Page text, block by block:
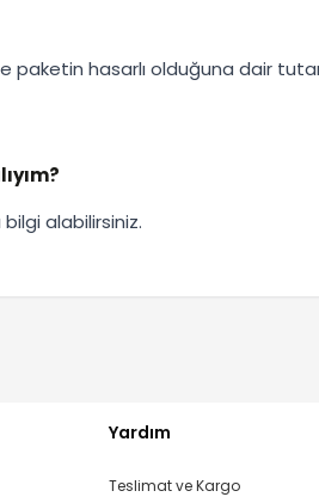
paketin hasarlı olduğuna dair
alabilirsiniz.
Yardım
Teslimat ve Kargo